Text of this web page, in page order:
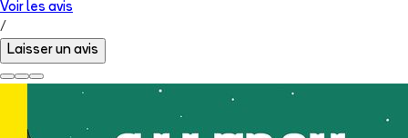
Voir les avis
/
Laisser un avis